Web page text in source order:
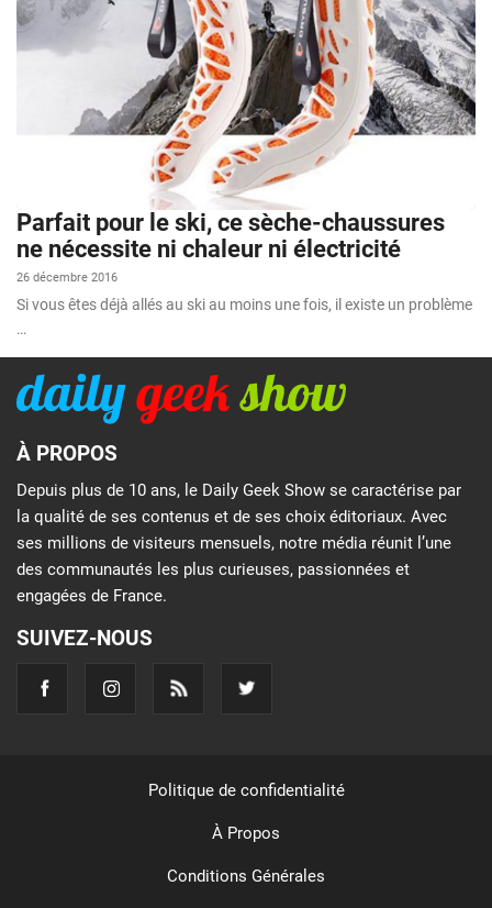
Parfait pour le ski, ce sèche-chaussures
ne nécessite ni chaleur ni électricité
26 décembre 2016
Si vous êtes déjà allés au ski au moins une fois, il existe un problème
…
À PROPOS
Depuis plus de 10 ans, le Daily Geek Show se caractérise par
la qualité de ses contenus et de ses choix éditoriaux. Avec
ses millions de visiteurs mensuels, notre média réunit l’une
des communautés les plus curieuses, passionnées et
engagées de France.
SUIVEZ-NOUS
Politique de confidentialité
À Propos
Conditions Générales